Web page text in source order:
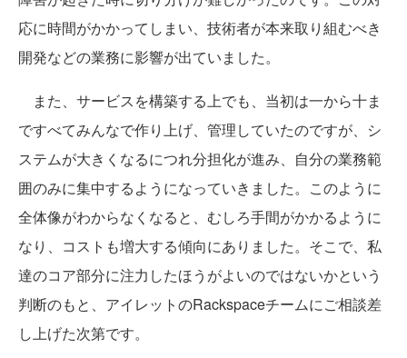
応に時間がかかってしまい、技術者が本来取り組むべき
開発などの業務に影響が出ていました。
また、サービスを構築する上でも、当初は一から十ま
ですべてみんなで作り上げ、管理していたのですが、シ
ステムが大きくなるにつれ分担化が進み、自分の業務範
囲のみに集中するようになっていきました。このように
全体像がわからなくなると、むしろ手間がかかるように
なり、コストも増大する傾向にありました。そこで、私
達のコア部分に注力したほうがよいのではないかという
判断のもと、アイレットのRackspaceチームにご相談差
し上げた次第です。